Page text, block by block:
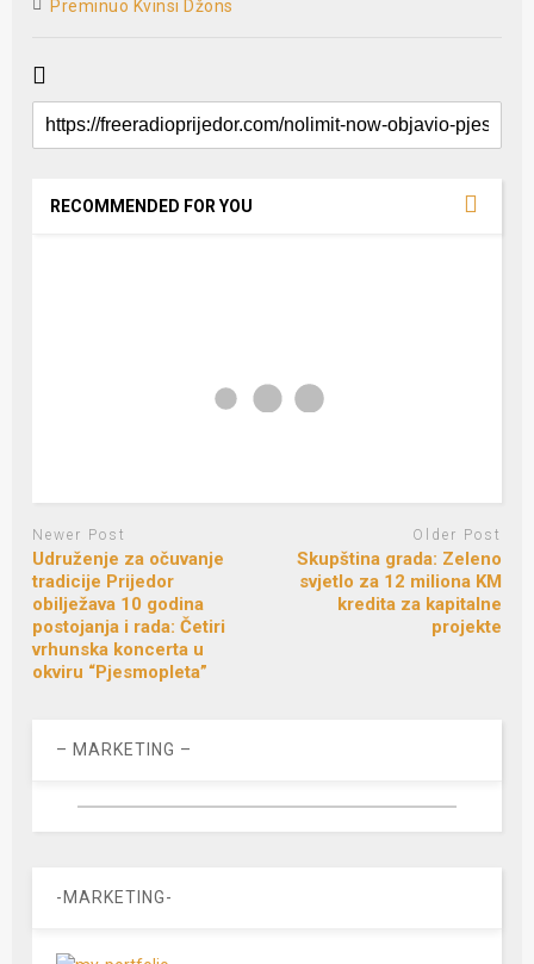
Preminuo Kvinsi Džons
RECOMMENDED FOR YOU
Newer Post
Udruženje za očuvanje
tradicije Prijedor
obilježava 10 godina
postojanja i rada: Četiri
vrhunska koncerta u
okviru “Pjesmopleta”
Older Post
Skupština grada: Zeleno
svjetlo za 12 miliona KM
kredita za kapitalne
projekte
– MARKETING –
-MARKETING-